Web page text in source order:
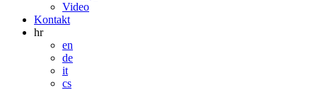
Video
Kontakt
hr
en
de
it
cs